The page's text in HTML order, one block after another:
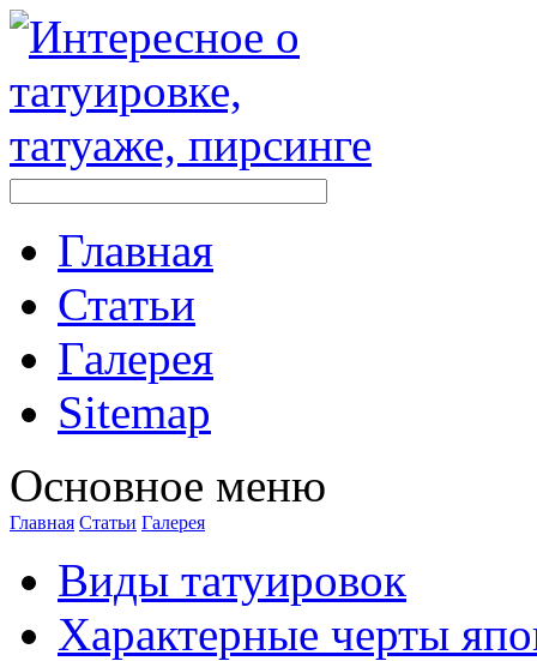
Главная
Стaтьи
Галерея
Sitemap
Оснoвнoе меню
Главная Стaтьи Галерея
Виды тaтуировок
Характерные черты